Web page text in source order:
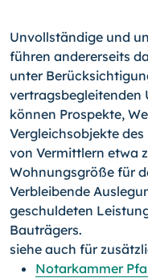
Unvollständige und
führen andererseits
unter
vertragsbegleitenden
können Prospekte,
Vergleichsobjekte
von Vermittlern etwa
Wohnungsgröße für
Verbleibende
geschuldeten
Bauträgers.
siehe auch für
Notarkammer